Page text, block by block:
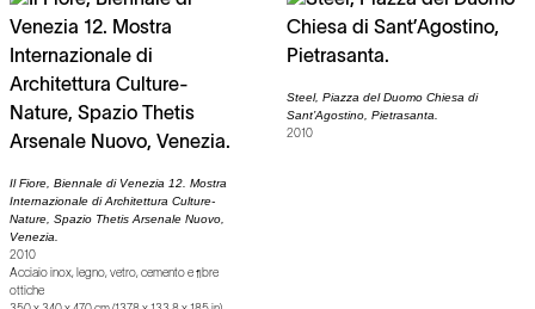
Il Fiore, Biennale di Venezia 12. Mostra
Internazionale di Architettura Culture-
Nature, Spazio Thetis Arsenale Nuovo,
Venezia.
2010
Acciaio inox, legno, vetro, cemento e fibre
ottiche
Steel, Piazza del Duomo Chiesa di
Sant’Agostino, Pietrasanta.
2010